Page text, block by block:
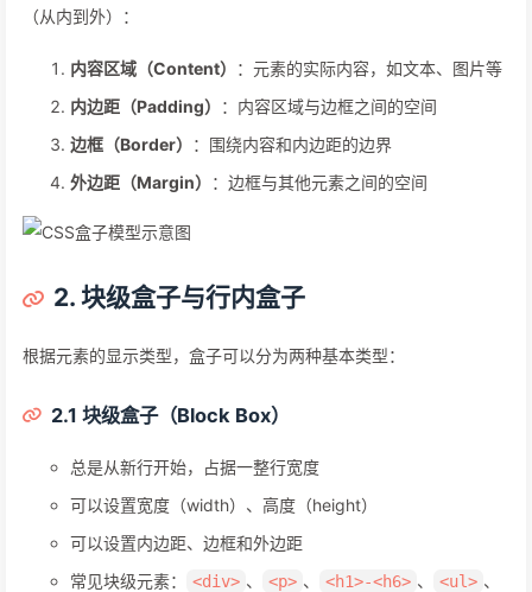
（从内到外）：
内容区域（Content）
：元素的实际内容，如文本、图片等
内边距（Padding）
：内容区域与边框之间的空间
边框（Border）
：围绕内容和内边距的边界
外边距（Margin）
：边框与其他元素之间的空间
2. 块级盒子与行内盒子
根据元素的显示类型，盒子可以分为两种基本类型：
2.1 块级盒子（Block Box）
总是从新行开始，占据一整行宽度
可以设置宽度（width）、高度（height）
可以设置内边距、边框和外边距
常见块级元素：
<div> 、 <p> 、 <h1>-<h6> 、 <ul> 、